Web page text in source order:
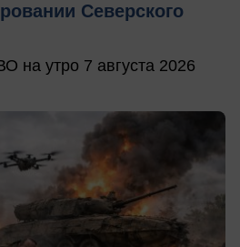
Северского
на утро 7 августа 2026